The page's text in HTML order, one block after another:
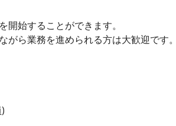
開始することができます。
ら業務を進められる方は大歓迎です。